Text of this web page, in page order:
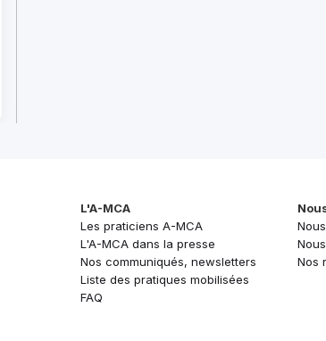
L'A-MCA
Les praticiens A-MCA
L'A-MCA dans la presse
Nos communiqués, newsletters
Liste des pratiques mobilisées
FAQ
Nos